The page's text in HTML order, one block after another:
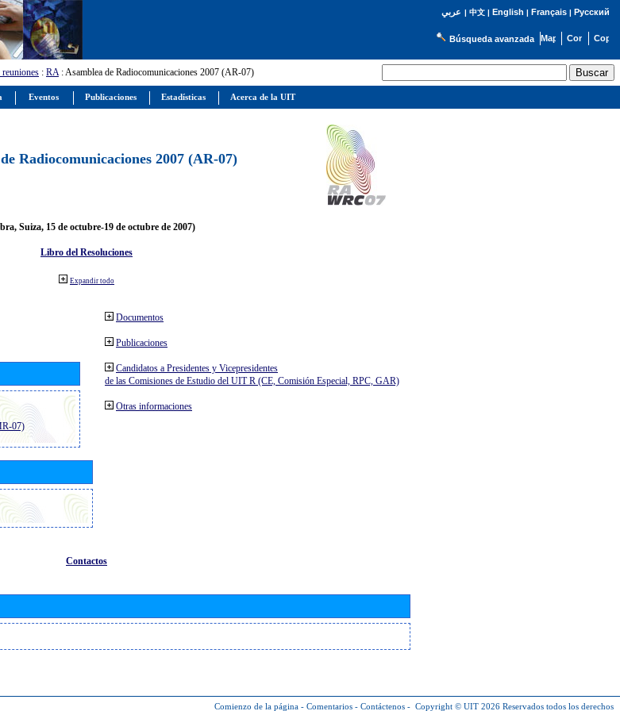
عربي | 中文| English | Français| Русский
Búsqueda avanzada
: RA: Asamblea de Radiocomunicaciones 2007 (AR-07)
Radiocomunicaciones 2007 (AR-07)
Suiza, 15 de octubre-19 de octubre de 2007)
Libro del Resoluciones
Expandir todo
07)
Documentos
Publicaciones
Candidatos a Presidentes y Vicepresidentes
de las Comisiones de Estudio del UIT R (CE, Comisión Especial, RPC, GAR)
Otras informaciones
Contactos
Comienzo de la página - Comentarios - Contáctenos - Copyright © UIT 2026 Reservados todos los derechos
Eventos Publicaciones Estadísticas Acerca de la UIT